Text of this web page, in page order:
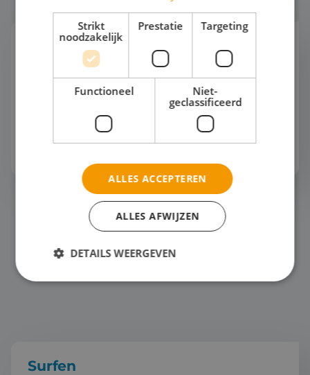
Zeilen
Nederland is één groot zeilklaslokaal. Van het
IJsselmeer en het Markermeer tot de Friese meren
en de Waddenzee. Water, wind en ruimte om
samen echt in actie te komen. Elke dag ziet e...
Bekijk het thema
Surfen
Strikt
noodzakelijk
Prestatie Targeting
Functioneel
Niet-
geclassificeerd
ALLES ACCEPTEREN
ALLES AFWIJZEN
DETAILS WEERGEVEN